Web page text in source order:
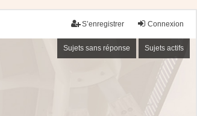
Connexion
S’enregistrer
Sujets sans réponse Sujets actifs